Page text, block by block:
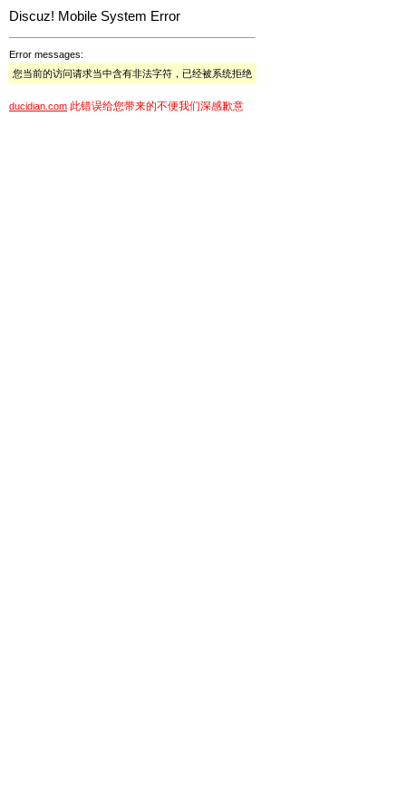
Discuz! Mobile System Error
Error messages:
您当前的访问请求当中含有非法字符，已经被系统拒绝
ducidian.com 此错误给您带来的不便我们深感歉意